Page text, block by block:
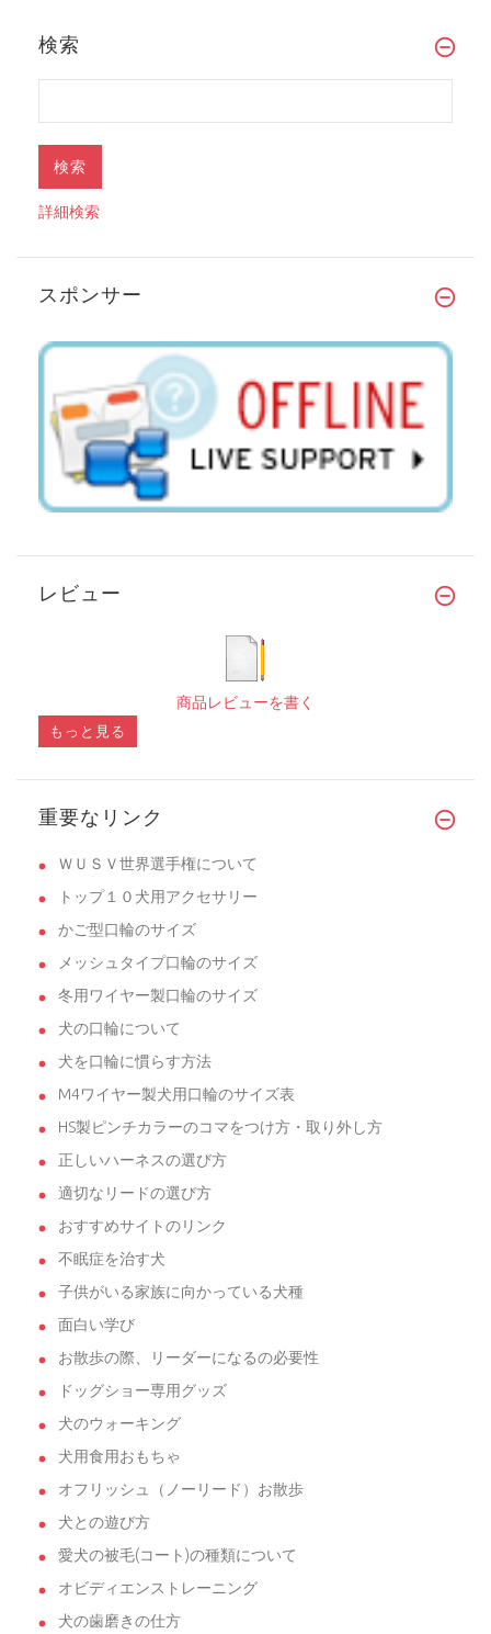
検索
詳細検索
スポンサー
レビュー
商品レビューを書く
もっと見る
重要なリンク
ＷＵＳＶ世界選手権について
トップ１０犬用アクセサリー
かご型口輪のサイズ
メッシュタイプ口輪のサイズ
冬用ワイヤー製口輪のサイズ
犬の口輪について
犬を口輪に慣らす方法
M4ワイヤー製犬用口輪のサイズ表
HS製ピンチカラーのコマをつけ方・取り外し方
正しいハーネスの選び方
適切なリードの選び方
おすすめサイトのリンク
不眠症を治す犬
子供がいる家族に向かっている犬種
面白い学び
お散歩の際、リーダーになるの必要性
ドッグショー専用グッズ
犬のウォーキング
犬用食用おもちゃ
オフリッシュ（ノーリード）お散歩
犬との遊び方
愛犬の被毛(コート)の種類について
オビディエンストレーニング
犬の歯磨きの仕方